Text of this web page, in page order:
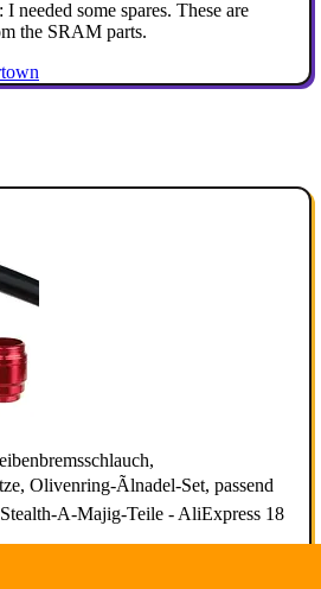
needed some spares. These are
the SRAM parts.
Olivenring-Ãlnadel-Set, passend
A-Majig-Teile - AliExpress 18